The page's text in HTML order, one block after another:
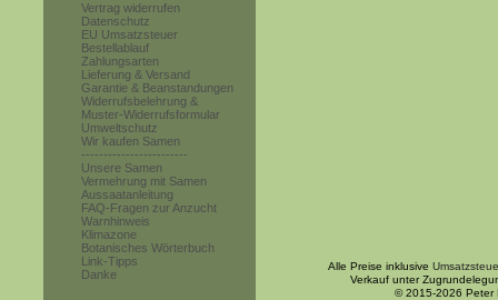
Vertrag widerrufen
Datenschutz
EU Umsatzsteuer
Bestellablauf
Zahlungsarten
Lieferung & Versand
Garantie & Beanstandungen
Widerrufsbelehrung &
Muster-Widerrufsformular
Umweltschutz
Wir kaufen Samen
------------------------
Unsere Samen
Vermehrung mit Samen
Aussaatanleitung
FAQ-Fragen zur Anzucht
Warnhinweis
Klimazone
Botanisches Wörterbuch
Link-Tipps
Danke
Alle Preise inklusive
Verkauf unter
© 2015-2026 Peter